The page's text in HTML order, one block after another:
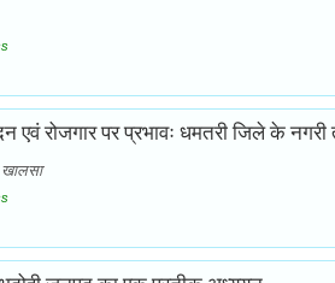
एवं रोजगार पर प्रभावः धमतरी जिले के